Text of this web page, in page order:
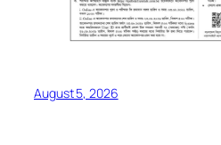
August 5, 2026